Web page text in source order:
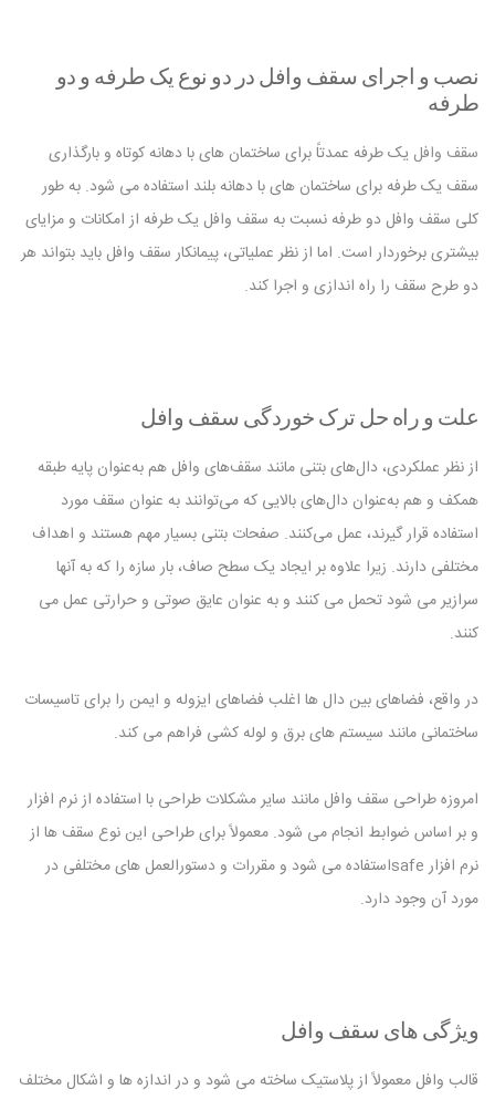
نصب و اجرای سقف وافل در دو نوع یک طرفه و دو
طرفه
سقف وافل یک طرفه عمدتاً برای ساختمان های با دهانه کوتاه و بارگذاری
سقف یک طرفه برای ساختمان های با دهانه بلند استفاده می شود. به طور
کلی سقف وافل دو طرفه نسبت به سقف وافل یک طرفه از امکانات و مزایای
بیشتری برخوردار است. اما از نظر عملیاتی، پیمانکار سقف وافل باید بتواند هر
دو طرح سقف را راه اندازی و اجرا کند.
علت و راه حل ترک خوردگی سقف وافل
از نظر عملکردی، دال‌های بتنی مانند سقف‌های وافل هم به‌عنوان پایه طبقه
همکف و هم به‌عنوان دال‌های بالایی که می‌توانند به عنوان سقف مورد
استفاده قرار گیرند، عمل می‌کنند. صفحات بتنی بسیار مهم هستند و اهداف
مختلفی دارند. زیرا علاوه بر ایجاد یک سطح صاف، بار سازه را که به آنها
سرازیر می شود تحمل می کنند و به عنوان عایق صوتی و حرارتی عمل می
کنند.
در واقع، فضاهای بین دال ها اغلب فضاهای ایزوله و ایمن را برای تاسیسات
ساختمانی مانند سیستم های برق و لوله کشی فراهم می کند.
امروزه طراحی سقف وافل مانند سایر مشکلات طراحی با استفاده از نرم افزار
و بر اساس ضوابط انجام می شود. معمولاً برای طراحی این نوع سقف ها از
نرم افزار safeاستفاده می شود و مقررات و دستورالعمل های مختلفی در
مورد آن وجود دارد.
ویژگی های سقف وافل
قالب وافل معمولاً از پلاستیک ساخته می شود و در اندازه ها و اشکال مختلف